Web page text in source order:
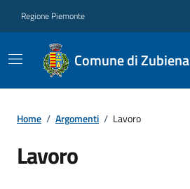
Regione Piemonte
Comune di Zubiena
Home / Argomenti / Lavoro
Lavoro